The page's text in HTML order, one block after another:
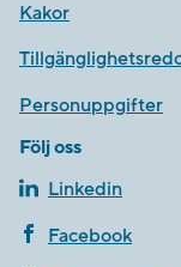
Kakor
Personuppgifter
Följ oss
Linkedin
Facebook